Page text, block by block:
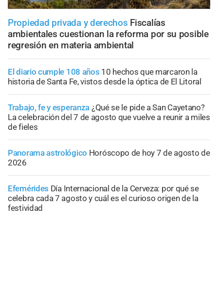
Propiedad privada y derechos Fiscalías
ambientales cuestionan la reforma por su posible
regresión en materia ambiental
El diario cumple 108 años 10 hechos que marcaron la
historia de Santa Fe, vistos desde la óptica de El Litoral
Trabajo, fe y esperanza ¿Qué se le pide a San Cayetano?
La celebración del 7 de agosto que vuelve a reunir a miles
de fieles
Panorama astrológico Horóscopo de hoy 7 de agosto de
2026
Efemérides Día Internacional de la Cerveza: por qué se
celebra cada 7 agosto y cuál es el curioso origen de la
festividad